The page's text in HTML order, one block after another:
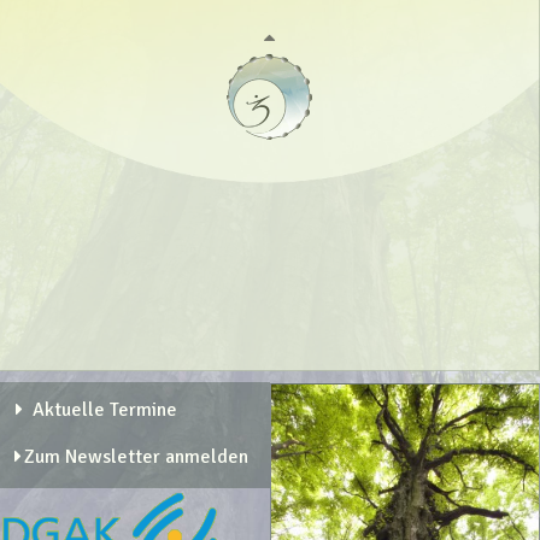
Aktuelle Termine
Zum Newsletter anmelden